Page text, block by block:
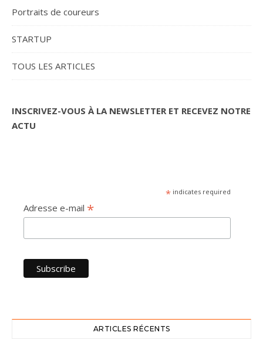
Portraits de coureurs
STARTUP
TOUS LES ARTICLES
INSCRIVEZ-VOUS À LA NEWSLETTER ET RECEVEZ NOTRE
ACTU
* indicates required
Adresse e-mail *
ARTICLES RÉCENTS